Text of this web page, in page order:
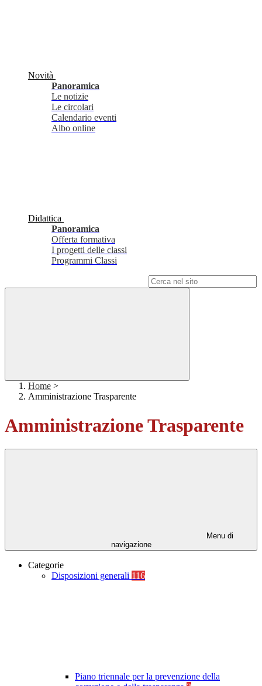
Novità
Panoramica
Le notizie
Le circolari
Calendario eventi
Albo online
Didattica
Panoramica
Offerta formativa
I progetti delle classi
Programmi Classi
Home >
Amministrazione Trasparente
Amministrazione Trasparente
Menu di
navigazione
Categorie
Disposizioni generali 116
Piano triennale per la prevenzione della